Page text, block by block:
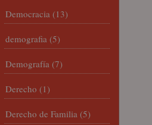
Democracia (13)
demografia (5)
Demografía (7)
Derecho (1)
Derecho de Familia (5)